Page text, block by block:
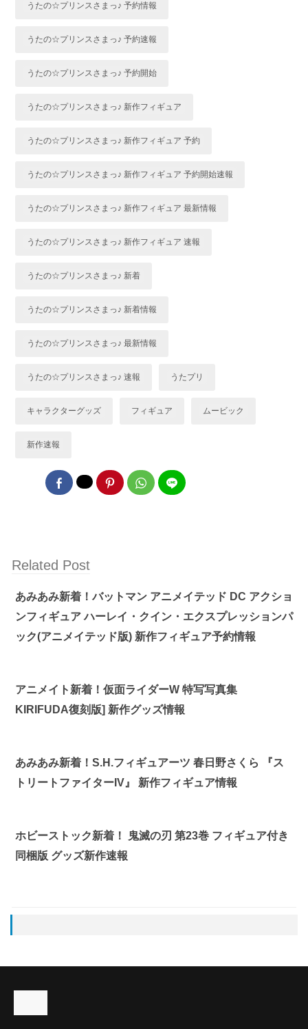
うたの☆プリンスさまっ♪ 予約情報
うたの☆プリンスさまっ♪ 予約速報
うたの☆プリンスさまっ♪ 予約開始
うたの☆プリンスさまっ♪ 新作フィギュア
うたの☆プリンスさまっ♪ 新作フィギュア 予約
うたの☆プリンスさまっ♪ 新作フィギュア 予約開始速報
うたの☆プリンスさまっ♪ 新作フィギュア 最新情報
うたの☆プリンスさまっ♪ 新作フィギュア 速報
うたの☆プリンスさまっ♪ 新着
うたの☆プリンスさまっ♪ 新着情報
うたの☆プリンスさまっ♪ 最新情報
うたの☆プリンスさまっ♪ 速報 うたプリ
キャラクターグッズ フィギュア ムービック
新作速報
Related Post
あみあみ新着！バットマン アニメイテッド DC アクショ
ンフィギュア ハーレイ・クイン・エクスプレッションパ
ック(アニメイテッド版) 新作フィギュア予約情報
アニメイト新着！仮面ライダーW 特写写真集
KIRIFUDA復刻版] 新作グッズ情報
あみあみ新着！S.H.フィギュアーツ 春日野さくら 『ス
トリートファイターIV』 新作フィギュア情報
ホビーストック新着！ 鬼滅の刃 第23巻 フィギュア付き
同梱版 グッズ新作速報